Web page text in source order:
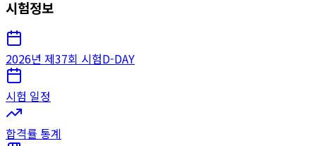
시험정보
2026년 제37회 시험D-DAY
시험 일정
합격률 통계